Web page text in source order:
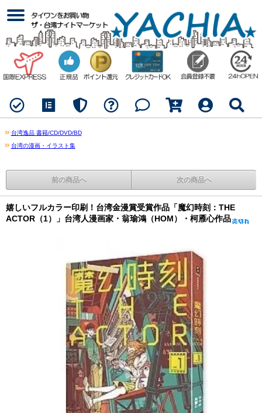
台湾逸品 書籍/CD/DVD/BD
台湾の漫画・イラスト集
前の商品へ 次の商品へ
嬉しいフルカラー印刷！台湾金漫賞受賞作品「魔幻時刻：THE
ACTOR（1）」台湾人漫画家・翁瑜鴻（HOM）・柯雁心作品